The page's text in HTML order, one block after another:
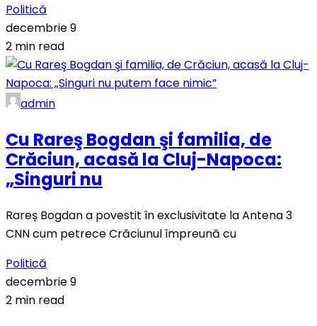
Politică
decembrie 9
2 min read
admin
Cu Rareş Bogdan şi familia, de
Crăciun, acasă la Cluj-Napoca:
„Singuri nu
Rareș Bogdan a povestit în exclusivitate la Antena 3
CNN cum petrece Crăciunul împreună cu
Politică
decembrie 9
2 min read